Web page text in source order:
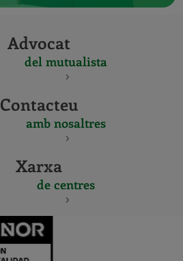
Advocat
del mutualista
Contacteu
amb nosaltres
Xarxa
de centres
Y